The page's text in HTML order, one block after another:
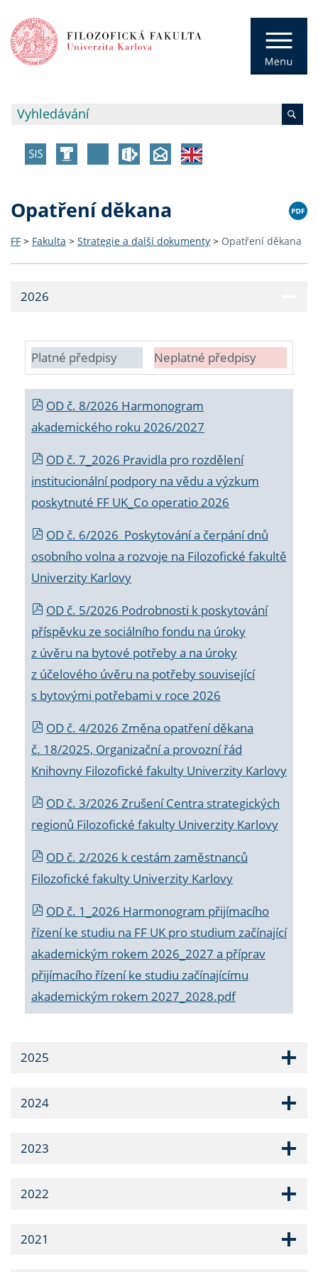
Opatření děkana
FF > Fakulta > Strategie a další dokumenty > Opatření děkana
2026
Platné předpisy Neplatné předpisy
OD č. 8/2026 Harmonogram
akademického roku 2026/2027
OD č. 7_2026 Pravidla pro rozdělení
institucionální podpory na vědu a výzkum
poskytnuté FF UK_Co operatio 2026
OD č. 6/2026 Poskytování a čerpání dnů
osobního volna a rozvoje na Filozofické fakultě
Univerzity Karlovy
OD č. 5/2026 Podrobnosti k poskytování
příspěvku ze sociálního fondu na úroky
z úvěru na bytové potřeby a na úroky
z účelového úvěru na potřeby související
s bytovými potřebami v roce 2026
OD č. 4/2026 Změna opatření děkana
č. 18/2025, Organizační a provozní řád
Knihovny Filozofické fakulty Univerzity Karlovy
OD č. 3/2026 Zrušení Centra strategických
regionů Filozofické fakulty Univerzity Karlovy
OD č. 2/2026 k cestám zaměstnanců
Filozofické fakulty Univerzity Karlovy
OD č. 1_2026 Harmonogram přijímacího
řízení ke studiu na FF UK pro studium začínající
akademickým rokem 2026_2027 a příprav
přijímacího řízení ke studiu začínajícímu
akademickým rokem 2027_2028.pdf
2025
2024
2023
2022
2021